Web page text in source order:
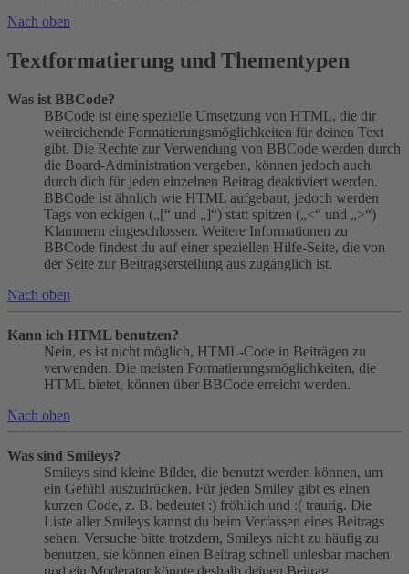
Nach oben
Textformatierung und Thementypen
Was ist BBCode?
BBCode ist eine spezielle Umsetzung von HTML, die dir
weitreichende Formatierungsmöglichkeiten für deinen Text
gibt. Die Rechte zur Verwendung von BBCode werden durch
die Board-Administration vergeben, können jedoch auch
durch dich für jeden einzelnen Beitrag deaktiviert werden.
BBCode ist ähnlich wie HTML aufgebaut, jedoch werden
Tags von eckigen („[“ und „]“) statt spitzen („<“ und „>“)
Klammern eingeschlossen. Weitere Informationen zu
BBCode findest du auf einer speziellen Hilfe-Seite, die von
der Seite zur Beitragserstellung aus zugänglich ist.
Nach oben
Kann ich HTML benutzen?
Nein, es ist nicht möglich, HTML-Code in Beiträgen zu
verwenden. Die meisten Formatierungsmöglichkeiten, die
HTML bietet, können über BBCode erreicht werden.
Nach oben
Was sind Smileys?
Smileys sind kleine Bilder, die benutzt werden können, um
ein Gefühl auszudrücken. Für jeden Smiley gibt es einen
kurzen Code, z. B. bedeutet :) fröhlich und :( traurig. Die
Liste aller Smileys kannst du beim Verfassen eines Beitrags
sehen. Versuche bitte trotzdem, Smileys nicht zu häufig zu
benutzen, sie können einen Beitrag schnell unlesbar machen
und ein Moderator könnte deshalb deinen Beitrag